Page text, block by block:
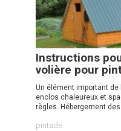
Instructions
volière pour
Un élément important
enclos chaleureux et
règles. Hébergement
pintade